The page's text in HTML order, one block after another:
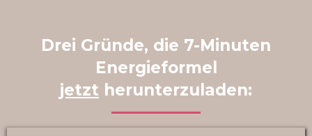
Drei Gründe, die 7-Minuten
Energieformel
jetzt herunterzuladen: